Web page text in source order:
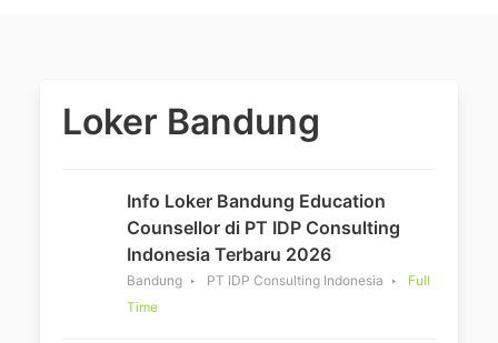
Loker Bandung
Info Loker Bandung Education
Counsellor di PT IDP Consulting
Indonesia Terbaru 2026
Bandung PT IDP Consulting Indonesia
Full
Time